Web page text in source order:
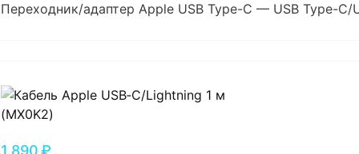
Переходник/адаптер Apple USB Type-C — USB Type-C/
1,890₽